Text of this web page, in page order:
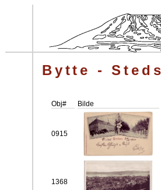
Bytte -
Obj# Bilde
0915
1368